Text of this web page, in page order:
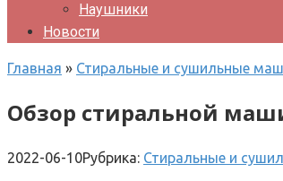
Наушники
Новости
Главная » Стиральные и сушильные
Обзор стиральной
2022-06-10Рубрика: Стиральные и